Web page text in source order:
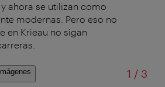
ahora se utilizan como
modernas. Pero eso no
en Krieau no sigan
1 /de
3